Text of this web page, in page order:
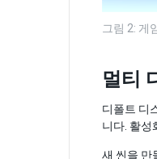
그림 2: 게
멀티
디폴트 디
니다. 활성
새 씬을 만